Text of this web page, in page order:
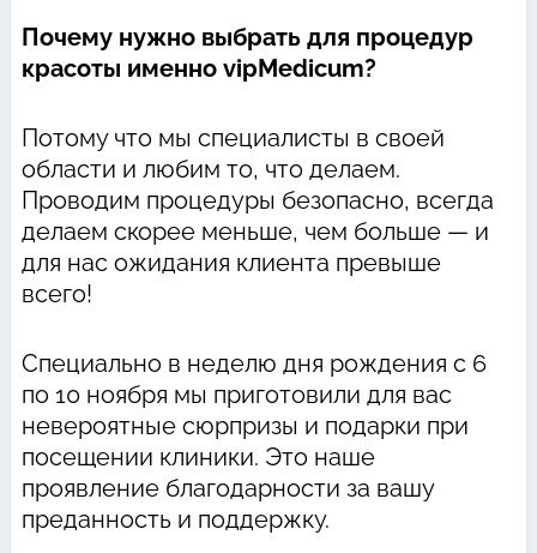
Почему нужно выбрать для процедур
красоты именно vipMedicum?
Потому что мы специалисты в своей
области и любим то, что делаем.
Проводим процедуры безопасно, всегда
делаем скорее меньше, чем больше — и
для нас ожидания клиента превыше
всего!
Специально в неделю дня рождения с 6
по 10 ноября мы приготовили для вас
невероятные сюрпризы и подарки при
посещении клиники. Это наше
проявление благодарности за вашу
преданность и поддержку.